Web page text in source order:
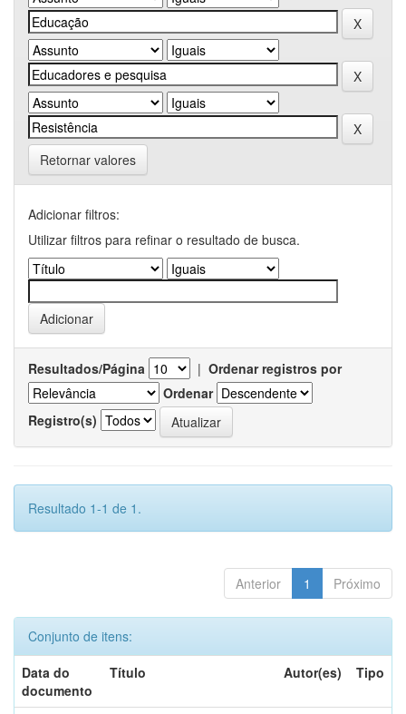
Retornar valores
Adicionar filtros:
Utilizar filtros para refinar o resultado de busca.
Resultados/Página | Ordenar registros por
Ordenar
Registro(s)
Resultado 1-1 de 1.
Anterior 1 Próximo
Conjunto de itens:
Data do
documento
Título Autor(es) Tipo